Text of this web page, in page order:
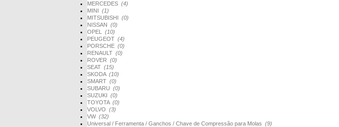
MERCEDES (4)
MINI (1)
MITSUBISHI (0)
NISSAN (0)
OPEL (10)
PEUGEOT (4)
PORSCHE (0)
RENAULT (0)
ROVER (0)
SEAT (15)
SKODA (10)
SMART (0)
SUBARU (0)
SUZUKI (0)
TOYOTA (0)
VOLVO (3)
VW (32)
Universal / Ferramenta / Ganchos / Chave de Compressão para Molas (9)